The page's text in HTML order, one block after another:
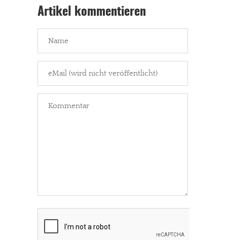
Werbung. Beide Einnahmequellen sind in den letzten Monaten
Solltest Du unsere unabhängige Berichterstattung schätzen,
kannst Du uns mit einer kleinen Spende unterstützen.
Paypal - danke@meinesuedstadt.de
JETZT SPENDEN
Artikel kommentieren